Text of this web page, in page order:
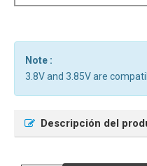
Note :
3.8V and 3.85V are
Descripción del